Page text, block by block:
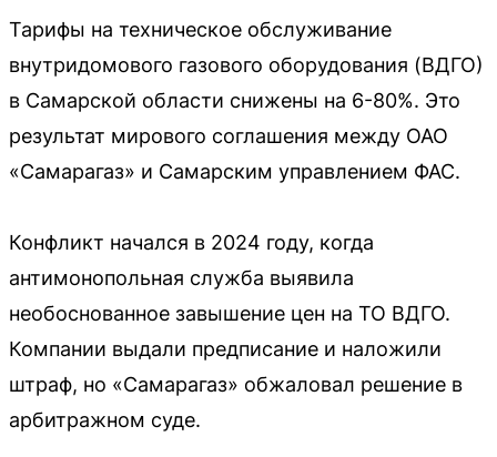
Тарифы на техническое обслуживание
внутридомового газового оборудования (ВДГО)
в Самарской области снижены на 6-80%. Это
результат мирового соглашения между ОАО
«Самарагаз» и Самарским управлением ФАС.
Конфликт начался в 2024 году, когда
антимонопольная служба выявила
необоснованное завышение цен на ТО ВДГО.
Компании выдали предписание и наложили
штраф, но «Самарагаз» обжаловал решение в
арбитражном суде.